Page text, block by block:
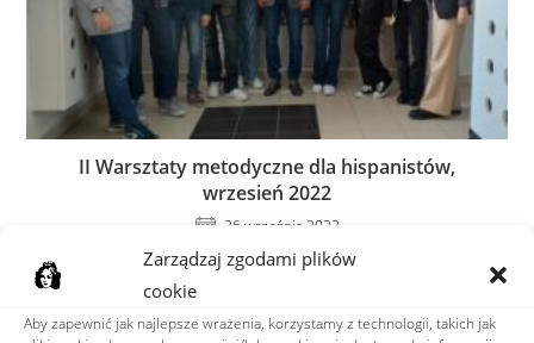
Zarządzaj zgodami plików
cookie
Aby zapewnić jak najlepsze wrażenia, korzystamy z technologii, takich jak
II Warsztaty metodyczne dla hispanistów,
wrzesień 2022
26 września 2022
Dodaj komentarz